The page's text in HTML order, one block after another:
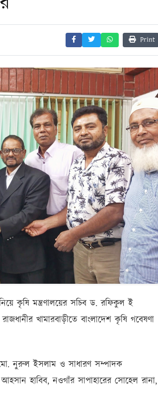
Print
কৃষি মন্ত্রণালয়ের সচিব ড. রফিকুল ই
খামারবাড়ীতে বাংলাদেশ কৃষি গবেষণা
মো. নুরুল ইসলাম ও সাধারণ সম্পাদক
হাবিব, নওগাঁর সাপাহারের সোহেল রানা,